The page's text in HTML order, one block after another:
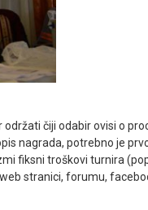
čiji odabir ovisi o
nagrada, potrebno je
fiksni troškovi turnira
stranici, forumu,